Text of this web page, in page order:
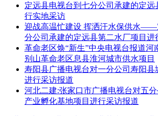
定远县电视台到七分公司承建的定远
行实地采访
迎战高温忙建设 挥洒汗水保供水——
分公司承建的定远县第二水厂项目进
革命老区焕“新生”中央电视台报道河
别山革命老区息县淮河城市供水项目
寿阳县广播电视台对一分公司寿阳县
进行采访报道
河北二建:张家口市广播电视台对五
产业孵化基地项目进行采访报道